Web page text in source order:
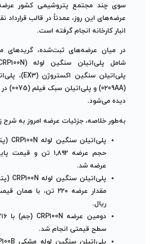
سوی چند مجتمع پتروشیمی کشور
عرضه‌های این روز، عمدتاً در قالب قرارداد
انبار کارخانه انجام گرفته است.
در میان عرضه‌های ثبت‌شده، گریدهای
شامل پلی‌اتیلن سنگین لوله (CRP100N و CRP100B)
پلی‌اتیلن سنگین اکستروژن (EX3)
،
(0209AA)
و پلی‌اتیلن سبک فیلم (0075)
دیده می‌شود.
به‌طور خلاصه، جزئیات عرضه امروز به شرح
پلی‌اتیلن سنگین لوله CRP100N (پتروشیمی جم)
حجم عرضه ۱,۸۹۲ تن و قیمت
عرضه شد.
پلی‌اتیلن سنگین لوله CRP100N (پتروشیمی مارون)
مقدار عرضه ۲۲۰ تن ، با همان
ریال.
دومین عرضه CRP100N (جم)
با
سطح قیمتی انجام شد.